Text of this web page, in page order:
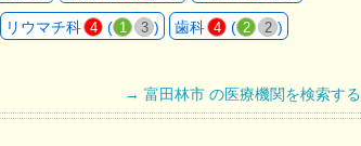
リウマチ科 4 ( 1 3 ) 歯科 4 ( 2 2 )
→ 富田林市 の医療機関を検索する